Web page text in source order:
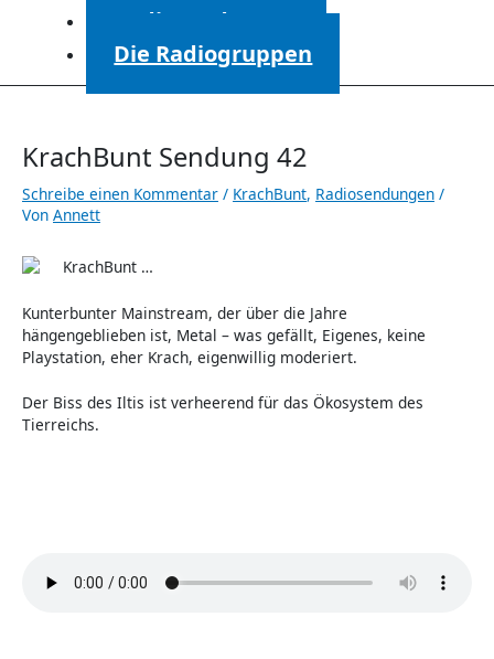
Radiosendungen
Die Radiogruppen
KrachBunt Sendung 42
Schreibe einen Kommentar / KrachBunt, Radiosendungen /
Von Annett
KrachBunt …
Kunterbunter Mainstream, der über die Jahre
hängengeblieben ist, Metal – was gefällt, Eigenes, keine
Playstation, eher Krach, eigenwillig moderiert.
Der Biss des Iltis ist verheerend für das Ökosystem des
Tierreichs.